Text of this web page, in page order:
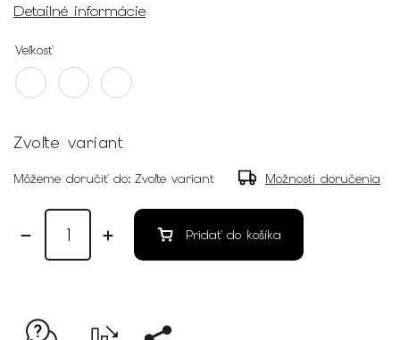
Detailné informácie
Veľkosť
Zvoľte variant
Môžeme doručiť do: Zvoľte variant Možnosti doručenia
Pridať do košíka